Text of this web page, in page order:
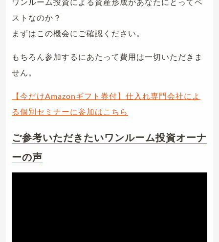
ワンルーム投資による資産形成があなたにとってベ
ストなのか？
まずはこの機会にご確認ください。
もちろん参加するにあたって費用は一切いただきま
せん。
【今だけAmazonギフト券付】仕入れ専門会社によ
る個別セミナーに参加はこちら
ご参考いただきたいワンルーム投資オーナ
ーの声